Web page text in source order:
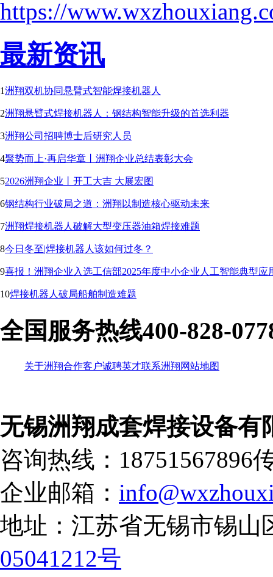
https://
最新资讯
1洲翔双机协同悬臂式智能焊接机器人
2洲翔悬臂式焊接机器人：钢结构智能升级的首选利器
3洲翔公司招聘博士后研究人员
4聚势而上·再启华章丨洲翔企业总结表彰大会
52026洲翔企业丨开工大吉 大展宏图
6钢结构行业破局之道：洲翔以制造核心驱动未来
7洲翔焊接机器人破解大型变压器油箱焊接难题
8今日冬至|焊接机器人该如何过冬？
9喜报！洲翔企业入选工信部2025年度中小企业人工智能典型应
10焊接机器人破局船舶制造难题
全国服务热线400-828-
关于洲翔合作客户诚聘英才联系洲翔网站地图
无锡洲翔成套焊接设备有
咨询热线：18751567896
企业邮箱：
地址：江苏省无锡市锡
05041212号